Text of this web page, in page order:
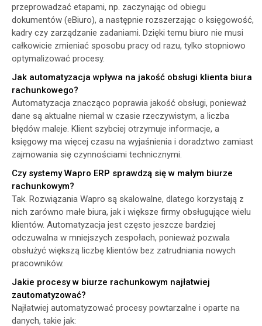
przeprowadzać etapami, np. zaczynając od obiegu
dokumentów (eBiuro), a następnie rozszerzając o księgowość,
kadry czy zarządzanie zadaniami. Dzięki temu biuro nie musi
całkowicie zmieniać sposobu pracy od razu, tylko stopniowo
optymalizować procesy.
Jak automatyzacja wpływa na jakość obsługi klienta biura
rachunkowego?
Automatyzacja znacząco poprawia jakość obsługi, ponieważ
dane są aktualne niemal w czasie rzeczywistym, a liczba
błędów maleje. Klient szybciej otrzymuje informacje, a
księgowy ma więcej czasu na wyjaśnienia i doradztwo zamiast
zajmowania się czynnościami technicznymi.
Czy systemy Wapro ERP sprawdzą się w małym biurze
rachunkowym?
Tak. Rozwiązania Wapro są skalowalne, dlatego korzystają z
nich zarówno małe biura, jak i większe firmy obsługujące wielu
klientów. Automatyzacja jest często jeszcze bardziej
odczuwalna w mniejszych zespołach, ponieważ pozwala
obsłużyć większą liczbę klientów bez zatrudniania nowych
pracowników.
Jakie procesy w biurze rachunkowym najłatwiej
zautomatyzować?
Najłatwiej automatyzować procesy powtarzalne i oparte na
danych, takie jak: